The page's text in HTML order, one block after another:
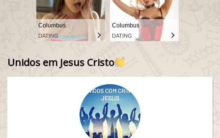
Columbus
DATING
Columbus
DATING
Unidos em Jesus Cristo